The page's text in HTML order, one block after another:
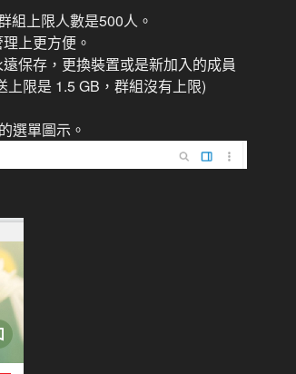
組上限人數是500人。
上更方便。
保存，更換裝置或是新加入的成員
限是 1.5 GB，群組沒有上限)
選單圖示。